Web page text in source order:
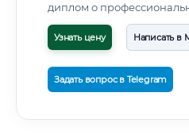
диплом о
Узнать цену Написать в
Задать вопрос в Telegram